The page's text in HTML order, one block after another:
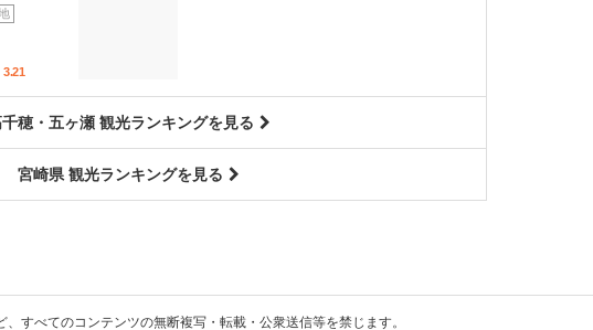
3.21
穂・五ヶ瀬 観光ランキングを見る
宮崎県 観光ランキングを見る
すべてのコンテンツの無断複写・転載・公衆送信等を禁じます。